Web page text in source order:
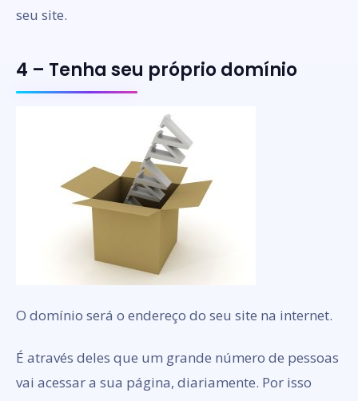
seu site.
4 – Tenha seu próprio domínio
O domínio será o endereço do seu site na internet.
É através deles que um grande número de pessoas
vai acessar a sua página, diariamente. Por isso